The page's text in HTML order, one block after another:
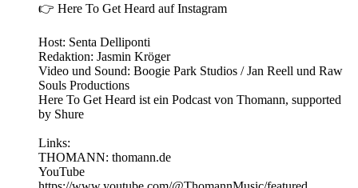
👉 Here To Get Heard auf Instagram
Host: Senta Delliponti
Redaktion: Jasmin Kröger
Video und Sound: Boogie Park Studios / Jan Reell und Raw
Souls Productions
Here To Get Heard ist ein Podcast von Thomann, supported
by Shure
Links:
THOMANN: thomann.de
YouTube